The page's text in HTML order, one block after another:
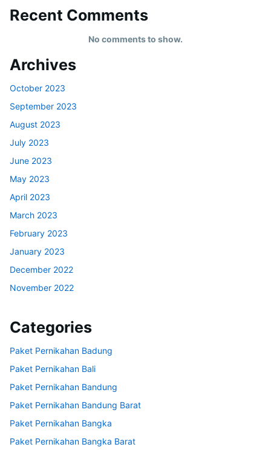
Recent Comments
No comments to show.
Archives
October 2023
September 2023
August 2023
July 2023
June 2023
May 2023
April 2023
March 2023
February 2023
January 2023
December 2022
November 2022
Categories
Paket Pernikahan Badung
Paket Pernikahan Bali
Paket Pernikahan Bandung
Paket Pernikahan Bandung Barat
Paket Pernikahan Bangka
Paket Pernikahan Bangka Barat